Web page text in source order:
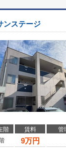
ンステージ
階 賃料 管
9万円